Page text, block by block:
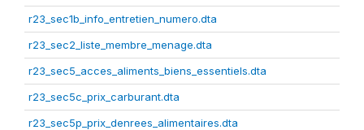
r23_sec1b_info_entretien_numero.dta
r23_sec2_liste_membre_menage.dta
r23_sec5_acces_aliments_biens_essentiels.dta
r23_sec5c_prix_carburant.dta
r23_sec5p_prix_denrees_alimentaires.dta